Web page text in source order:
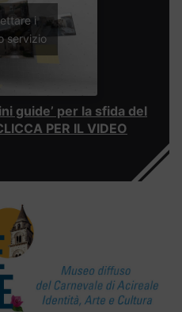
i
servizio
guide’ per la sfida del
PER IL VIDEO